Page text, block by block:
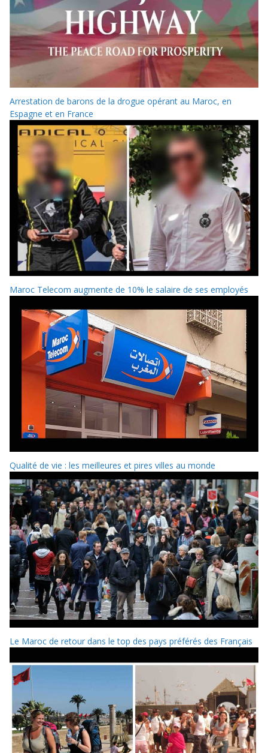
Arrestation de barons de la drogue opérant au Maroc, en
Espagne et en France
Maroc Telecom augmente de 10% le salaire de ses employés
Qualité de vie : les meilleures et pires villes au monde
Le Maroc de retour dans le top des pays préférés des Français